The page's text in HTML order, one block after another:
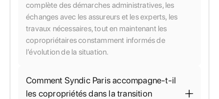
complète des démarches administratives, les
échanges avec les assureurs et les experts, les
travaux nécessaires, tout en maintenant les
copropriétaires constamment informés de
l’évolution de la situation.
Comment Syndic Paris accompagne-t-il
les copropriétés dans la transition